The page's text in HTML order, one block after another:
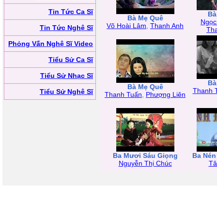
Tin Tức Ca Sĩ
Tin Tức Nghệ Sĩ
Phỏng Vấn Nghệ Sĩ Video
Tiểu Sử Ca Sĩ
Tiểu Sử Nhạc Sĩ
Tiểu Sử Nghệ Sĩ
Bà Mẹ Quê
Võ Hoài Lâm Thanh Anh
Bà Mẹ Quê
Thanh Tuấn
Phượng Liên
Thanh
Ba Mươi Sáu Giọng
Nguyễn Thị Chúc
Ba